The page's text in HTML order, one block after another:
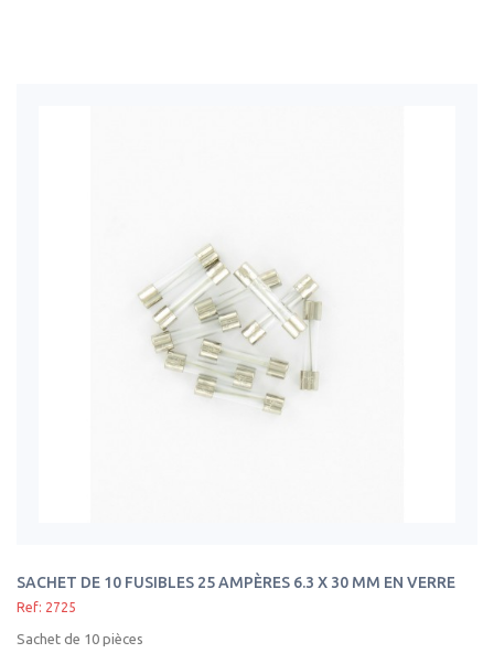
SACHET DE 10 FUSIBLES 25 AMPÈRES 6.3 X 30 MM EN VERRE
Ref: 2725
Sachet de 10 pièces